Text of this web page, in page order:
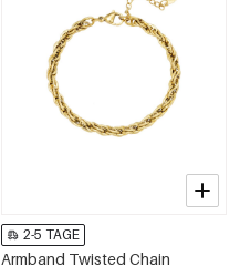
2-5 TAGE
Armband Twisted Chain